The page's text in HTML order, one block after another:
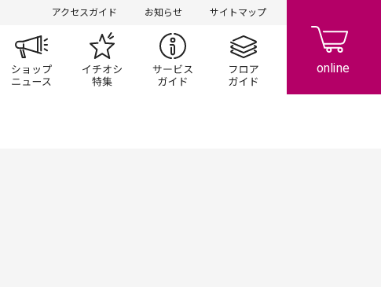
アクセスガイド お知らせ サイトマップ
ンペーン
ショップ一覧 ショップニュースイチオシ特集 サービスガイドフロアガイド